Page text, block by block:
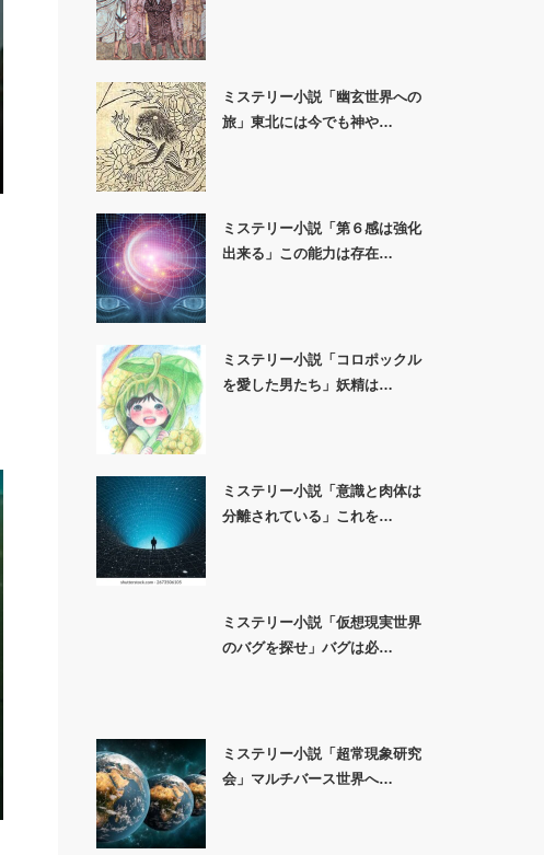
ミステリー小説「幽玄世界への
旅」東北には今でも神や…
ミステリー小説「第６感は強化
出来る」この能力は存在…
ミステリー小説「コロポックル
を愛した男たち」妖精は…
ミステリー小説「意識と肉体は
分離されている」これを…
ミステリー小説「仮想現実世界
のバグを探せ」バグは必…
ミステリー小説「超常現象研究
会」マルチバース世界へ…